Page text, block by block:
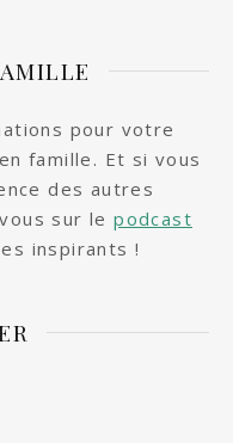
pour votre
famille. Et si vous
des autres
sur lepodcast
inspirants !